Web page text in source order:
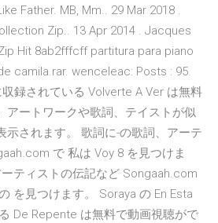
Father. MB, Mm.. 29 Mar 2018 .
Zip.. 13 Apr 2014 . Jacques
Hit 8ab2fffcff partitura para piano
camila.rar. wenceleac: Posts : 95.
録されている Volverte A Ver は無料
アートワークや歌詞、テイストが似
示されます。 歌詞に-の歌詞、アーテ
で 私は Voy 8 を見つけま
ティストの伝記など Songaah.com
を見つけます。 Soraya の En Esta
De Repente は無料で動画視聴がで